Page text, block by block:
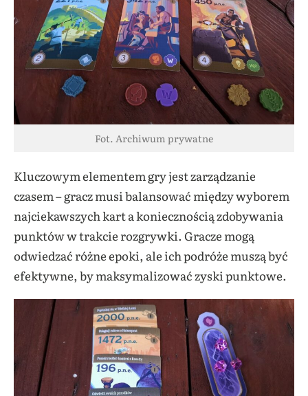
Fot. Archiwum prywatne
Kluczowym elementem gry jest zarządzanie
czasem – gracz musi balansować między wyborem
najciekawszych kart a koniecznością zdobywania
punktów w trakcie rozgrywki. Gracze mogą
odwiedzać różne epoki, ale ich podróże muszą być
efektywne, by maksymalizować zyski punktowe.